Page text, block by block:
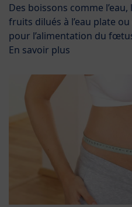
Des boissons comme
fruits dilués à l’eau plate
pour l’alimentation du
En savoir plus